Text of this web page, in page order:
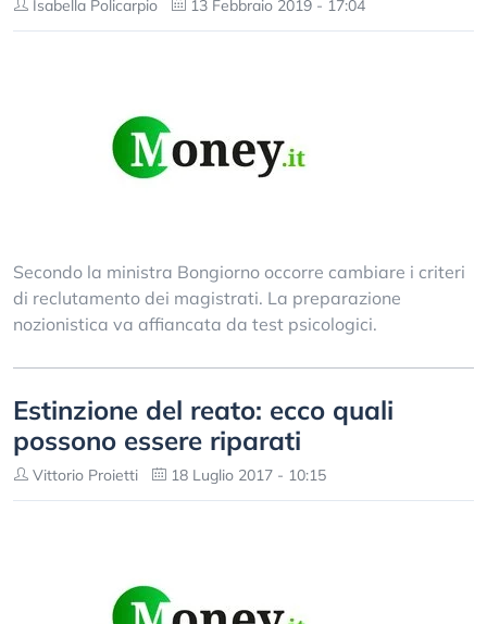
Isabella Policarpio 13 Febbraio 2019 - 17:04
Secondo la ministra Bongiorno occorre cambiare i criteri
di reclutamento dei magistrati. La preparazione
nozionistica va affiancata da test psicologici.
Estinzione del reato: ecco quali
possono essere riparati
Vittorio Proietti 18 Luglio 2017 - 10:15